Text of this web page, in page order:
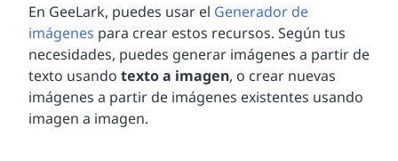
En GeeLark, puedes usar el Generador de
imágenes para crear estos recursos. Según tus
necesidades, puedes generar imágenes a partir de
texto usando texto a imagen, o crear nuevas
imágenes a partir de imágenes existentes usando
imagen a imagen.